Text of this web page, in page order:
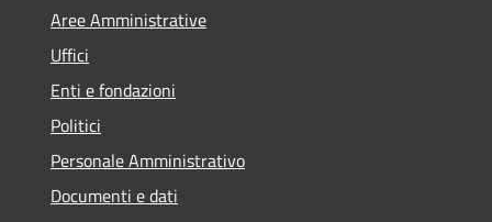
Aree Amministrative
Uffici
Enti e fondazioni
Politici
Personale Amministrativo
Documenti e dati